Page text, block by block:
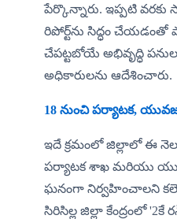
పేర్కొన్నారు. ఇప్పటి
రిపోర్ట్‌ను సిద్ధం చేయడంతో పాటు, భవిష్యత్తులో
చేపట్టబోయే అభివృద్ధి
అధికారులను ఆదేశించారు.
​18 నుంచి పర్యాటక,
ఇదే క్రమంలో జిల్లాలో ఈ నెల
పర్యాటక శాఖ మరియు
ఘనంగా నిర్వహించాలని
సిరిసిల్ల జిల్లా కేంద్రంలో '2కే